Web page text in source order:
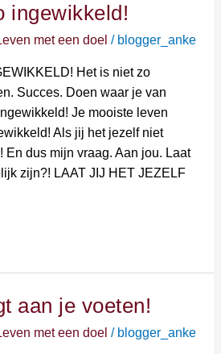
ingewikkeld!
met een doel / blogger_anke
Het is niet zo
Succes. Doen waar je van
Je mooiste leven
Als jij het jezelf niet
En dus mijn vraag. Aan jou. Laat
zijn?! LAAT JIJ HET JEZELF
aan je voeten!
met een doel / blogger_anke